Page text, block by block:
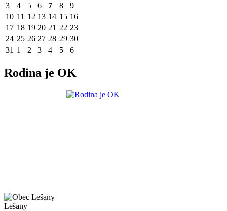
3
4 5 6 7 8
9
10 11 12 13 14 15 16
17 18 19 20 21 22 23
24 25 26 27 28 29 30
31 1 2 3 4 5 6
Rodina je OK
Lešany